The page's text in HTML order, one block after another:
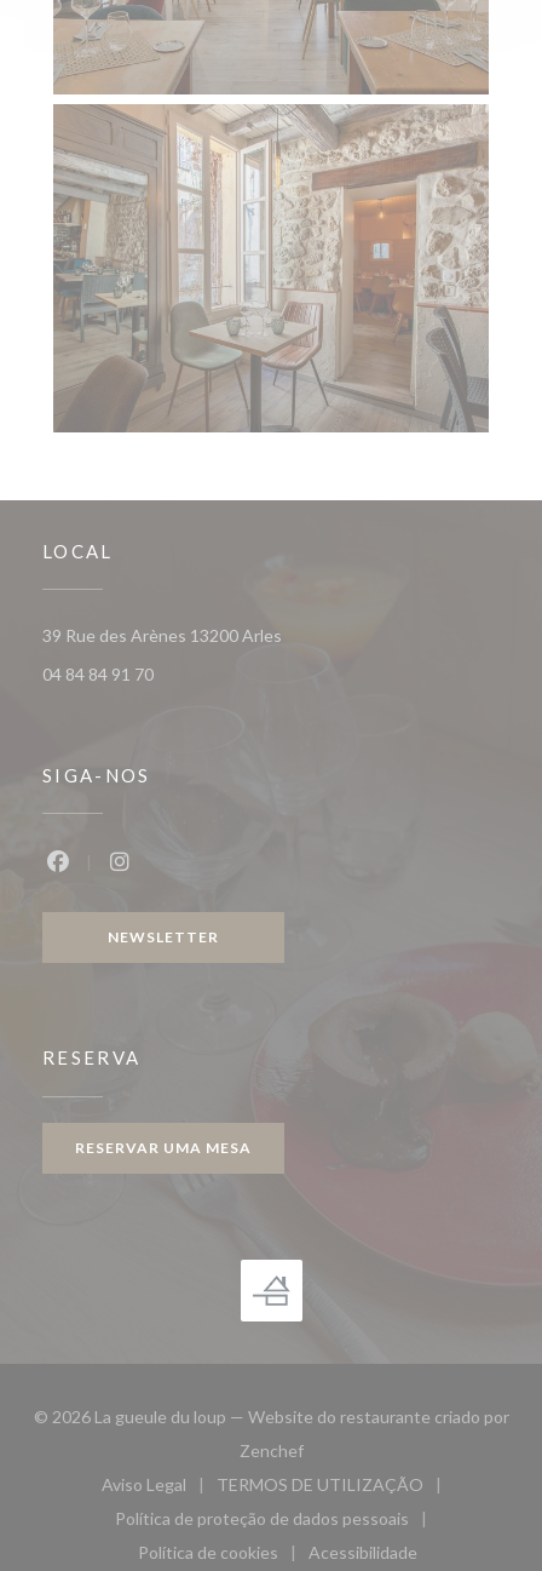
LOCAL
39 Rue des Arènes 13200 Arles
04 84 84 91 70
SIGA-NOS
NEWSLETTER
RESERVA
RESERVAR UMA MESA
© 2026 La gueule du loup — Website do restaurante criado por
Zenchef((abre numa nova janela))
Aviso Legal
((abre numa nova janela))
TERMOS DE UTILIZAÇÃO
((abre numa nova janela))
Política de proteção de dados pessoais
((abre numa nova janela))
Política de cookies
Acessibilidade